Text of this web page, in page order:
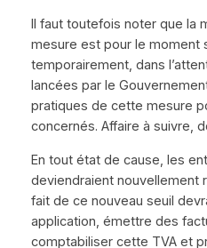
Il faut toutefois noter que
mesure est pour le moment
temporairement, dans
lancées par le
pratiques de cette mesure
concernés. Affaire à suivre,
En tout état de cause, les
deviendraient nouvellement
fait de ce nouveau seuil
application, émettre des
comptabiliser cette TVA et